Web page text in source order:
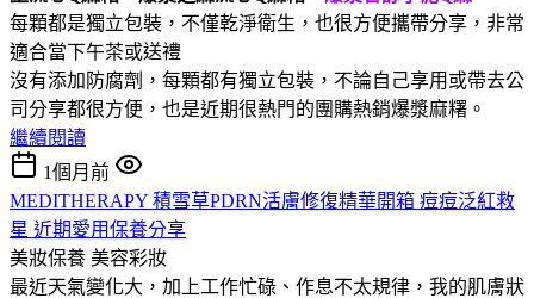
每顆都是獨立包裝，不僅乾淨衛生，也很方便攜帶分享，非常
適合當下午茶或送禮
沒有添加防腐劑，每顆都有獨立包裝，不論自己享用或帶去公
司分享都很方便，也是近期很熱門的團購熱銷爆漿麻糬。
繼續閱讀
1個月前
MEDITHERAPY 積雪草PDRN活膚修復精華開箱 痘痘泛紅救
星 近期愛用保養分享
美妝保養 美容彩妝
最近天氣變化大，加上工作忙碌、作息不太規律，我的肌膚狀